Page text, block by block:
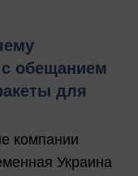
обещанием
для
компании
Украина